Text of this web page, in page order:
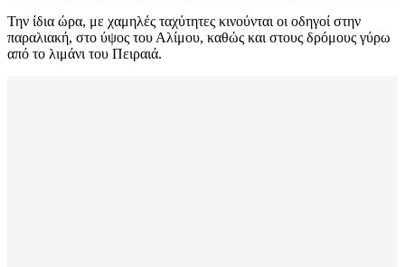
Την ίδια ώρα, με χαμηλές ταχύτητες κινούνται οι οδηγοί στην
παραλιακή, στο ύψος του Αλίμου, καθώς και στους δρόμους γύρω
από το λιμάνι του Πειραιά.